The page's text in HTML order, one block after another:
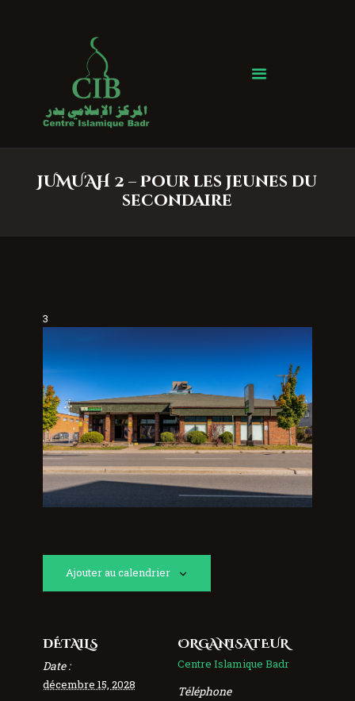
JUMU'AH 2 – Pour les jeunes du
secondaire
Centre Islamique Badr
Accueil
À propos
Services
Faire un don
3
Ajouter au calendrier
DÉTAILS
Date :
décembre 15, 2028
ORGANISATEUR
Centre Islamique Badr
Téléphone